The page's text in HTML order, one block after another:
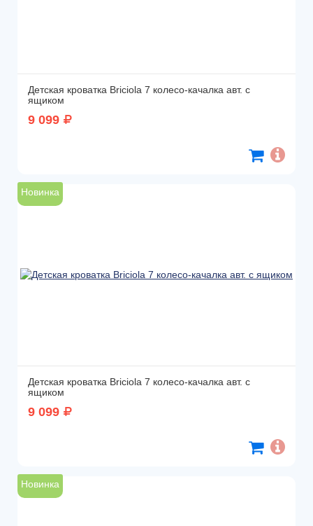
Детская кроватка Briciola 7 колесо-качалка авт. с
ящиком
9 099
Новинка
Детская кроватка Briciola 7 колесо-качалка авт. с
ящиком
9 099
Новинка